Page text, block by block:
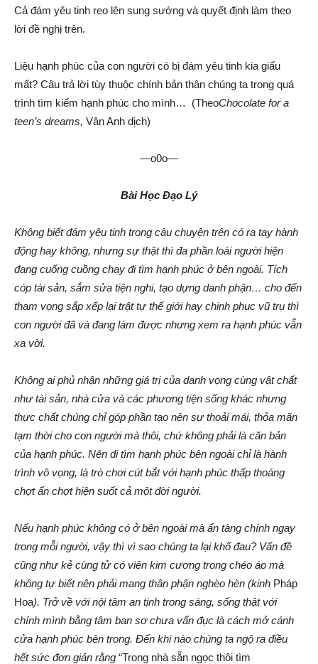
Cả đám yêu tinh reo lên sung sướng và quyết định làm theo
lời đề nghị trên.
Liệu hạnh phúc của con người có bị đám yêu tinh kia giấu
mất? Câu trả lời tùy thuộc chính bản thân chúng ta trong quá
trình tìm kiếm hạnh phúc cho mình… (TheoChocolate for a
teen’s dreams, Vân Anh dịch)
—o0o—
Bài Học Đạo Lý
Không biết đám yêu tinh trong câu chuyện trên có ra tay hành
động hay không, nhưng sự thật thì đa phần loài người hiện
đang cuống cuồng chạy đi tìm hạnh phúc ở bên ngoài. Tích
cóp tài sản, sắm sửa tiện nghi, tạo dựng danh phận… cho đến
tham vọng sắp xếp lại trật tự thế giới hay chinh phục vũ trụ thì
con người đã và đang làm được nhưng xem ra hạnh phúc vẫn
xa vời.
Không ai phủ nhận những giá trị của danh vọng cùng vật chất
như tài sản, nhà cửa và các phương tiện sống khác nhưng
thực chất chúng chỉ góp phần tạo nên sự thoải mái, thỏa mãn
tạm thời cho con người mà thôi, chứ không phải là căn bản
của hạnh phúc. Nên đi tìm hạnh phúc bên ngoài chỉ là hành
trình vô vọng, là trò chơi cút bắt với hạnh phúc thấp thoáng
chợt ẩn chợt hiện suốt cả một đời người.
Nếu hạnh phúc không có ở bên ngoài mà ẩn tàng chính ngay
trong mỗi người, vậy thì vì sao chúng ta lại khổ đau? Vấn đề
cũng như kẻ cùng tử có viên kim cương trong chéo áo mà
không tự biết nên phải mang thân phận nghèo hèn (kinh Pháp
Hoa). Trở về với nội tâm an tịnh trong sáng, sống thật với
chính mình bằng tâm ban sơ chưa vẩn đục là cách mở cánh
cửa hạnh phúc bên trong. Đến khi nào chúng ta ngộ ra điều
hết sức đơn giản rằng “Trong nhà sẵn ngọc thôi tìm